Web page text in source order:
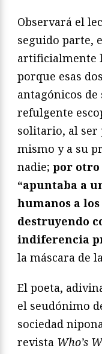
Observará el
seguido parte,
artificialmente
porque esas
antagónicos
refulgente
solitario, al ser
mismo y a su
nadie; por otro
“apuntaba a
humanos a
destruyendo
indiferencia
la máscara de
El poeta,
el seudónimo
sociedad
revista Who’s